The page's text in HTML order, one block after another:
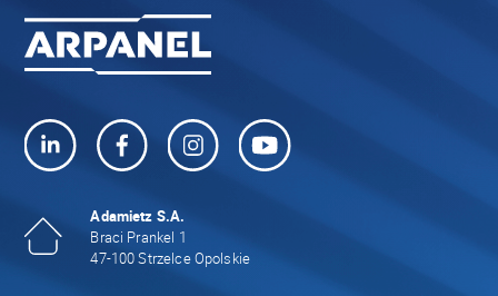
Adamietz S.A.
Braci Prankel 1
47-100 Strzelce Opolskie